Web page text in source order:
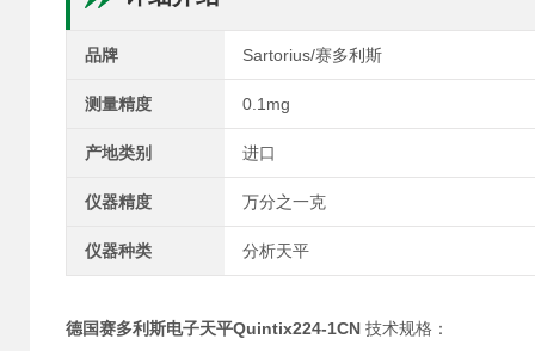
品牌 Sartorius/赛多利斯
测量精度 0.1mg
产地类别 进口
仪器精度 万分之一克
仪器种类 分析天平
德国赛多利斯电子天平Quintix224-1CN 技术规格：